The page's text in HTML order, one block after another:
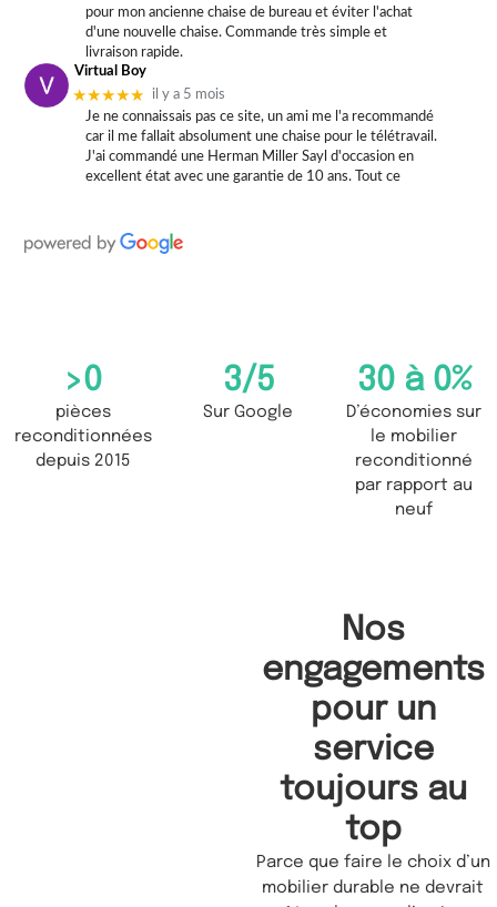
pour mon ancienne chaise de bureau et éviter l'achat
d'une nouvelle chaise. Commande très simple et
livraison rapide.
Virtual Boy
★★★★★
il y a 5 mois
Je ne connaissais pas ce site, un ami me l'a recommandé
car il me fallait absolument une chaise pour le télétravail.
J'ai commandé une Herman Miller Sayl d'occasion en
excellent état avec une garantie de 10 ans. Tout ce
pièces
reconditionnées
depuis 2015
>0
Sur Google
3/5
D’économies sur
le mobilier
reconditionné
par rapport au
neuf
30 à 0%
Nos
engagements
pour un
service
toujours au
top
Parce que faire le choix d’un
mobilier durable ne devrait